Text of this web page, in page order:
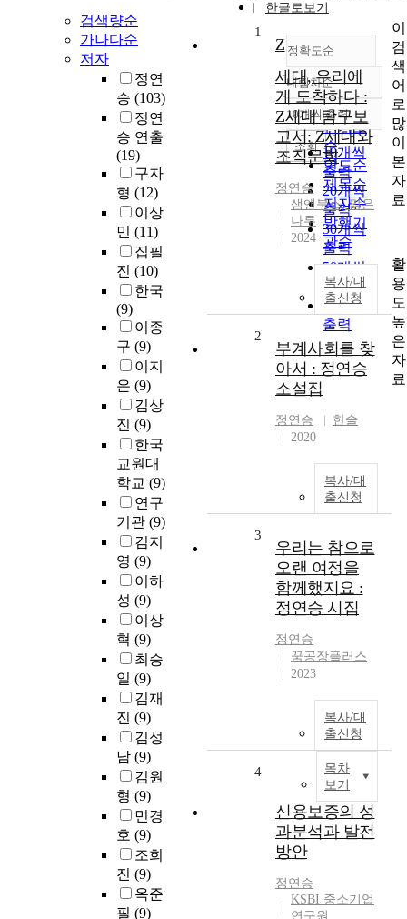
검색량순
가나다순
저자
정연
승 (103)
정연
승 연출
(19)
구자
형 (12)
이상
민 (11)
집필
진 (10)
한국
(9)
이종
구 (9)
이지
은 (9)
김상
진 (9)
한국
교원대
학교 (9)
연구
기관 (9)
김지
영 (9)
이하
성 (9)
이상
혁 (9)
최승
일 (9)
김재
진 (9)
김성
남 (9)
김원
형 (9)
민경
호 (9)
조희
진 (9)
옥준
필 (9)
한글로보기
정확도순
정확도
순
인기도
순
연도순
제목순
저자순
발행기
관순
내림차순
내림차순
10개씩 출력
10개씩
출력
20개씩
출력
30개씩
출력
50개씩
출력
100개씩
출력
조회
1
Z
세대, 우리에
게 도착하다 :
Z세대 탐구보
고서: Z세대와
조직문화
정연승
샘앤북스, 맑은
나루
2024
복사/대
출신청
2
부계사회를 찾
아서 : 정연승
소설집
정연승
한솔
2020
복사/대
출신청
3
우리는 참으로
오랜 여정을
함께했지요 :
정연승 시집
정연승
꿈공장플러스
2023
복사/대
출신청
목차
보기
4
신용보증의 성
과분석과 발전
방안
정연승
KSBI 중소기업
연구원
이
검
색
어
로
많
이
본
자
료
활
용
도
높
은
자
료